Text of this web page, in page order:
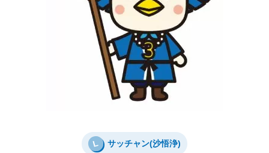
L サッチャン(沙悟浄)